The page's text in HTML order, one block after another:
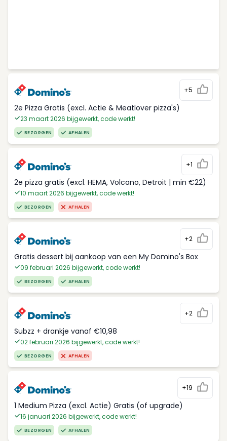
+5
2e Pizza Gratis (excl. Actie & Meatlover pizza's)
23 maart 2026 bijgewerkt, code werkt!
BEZORGEN AFHALEN
+1
2e pizza gratis (excl. HEMA, Volcano, Detroit | min €22)
10 maart 2026 bijgewerkt, code werkt!
BEZORGEN AFHALEN
+2
Gratis dessert bij aankoop van een My Domino's Box
09 februari 2026 bijgewerkt, code werkt!
BEZORGEN AFHALEN
+2
Subzz + drankje vanaf €10,98
02 februari 2026 bijgewerkt, code werkt!
BEZORGEN AFHALEN
+19
1 Medium Pizza (excl. Actie) Gratis (of upgrade)
16 januari 2026 bijgewerkt, code werkt!
BEZORGEN AFHALEN